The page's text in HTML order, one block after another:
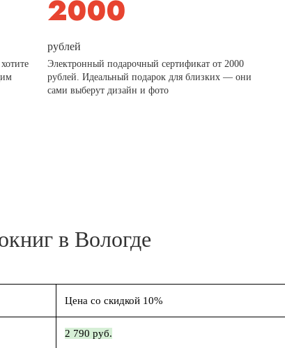
рублей
Электронный подарочный сертификат от 2000
рублей. Идеальный подарок для близких — они
сами выберут дизайн и фото
в Вологде
Цена со скидкой 10%
2 790 руб.